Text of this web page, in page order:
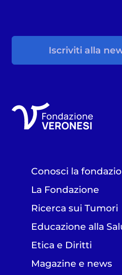
Iscriviti alla
Conosci la
La Fondazione
Ricerca sui Tumori
Educazione alla
Etica e Diritti
Magazine e news